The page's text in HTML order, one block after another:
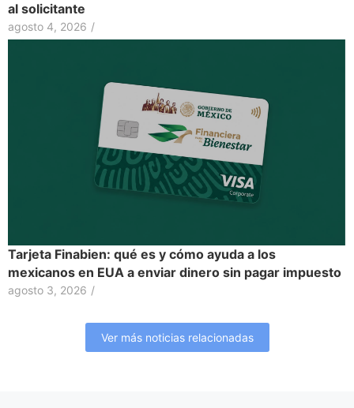
al solicitante
agosto 4, 2026 /
Tarjeta Finabien: qué es y cómo ayuda a los
mexicanos en EUA a enviar dinero sin pagar impuesto
agosto 3, 2026 /
Ver más noticias relacionadas